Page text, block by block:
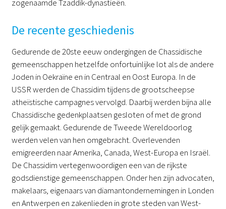
zogenaamde Tzaddik-dynastieën.
De recente geschiedenis
Gedurende de 20ste eeuw ondergingen de Chassidische
gemeenschappen hetzelfde onfortuinlijke lot als de andere
Joden in Oekraïne en in Centraal en Oost Europa. In de
USSR werden de Chassidim tijdens de grootscheepse
atheïstische campagnes vervolgd. Daarbij werden bijna alle
Chassidische gedenkplaatsen gesloten of met de grond
gelijk gemaakt. Gedurende de Tweede Wereldoorlog
werden velen van hen omgebracht. Overlevenden
emigreerden naar Amerika, Canada, West-Europa en Israël.
De Chassidim vertegenwoordigen een van de rijkste
godsdienstige gemeenschappen. Onder hen zijn advocaten,
makelaars, eigenaars van diamantondernemingen in Londen
en Antwerpen en zakenlieden in grote steden van West-